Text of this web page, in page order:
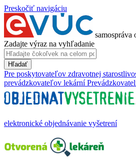
Preskočiť navigáciu
samospráva
Zadajte výraz na vyhľadanie
Hľadať
Pre poskytovateľov zdravotnej
prevádzkovateľov lekární
elektronické objednávanie vyšetrení